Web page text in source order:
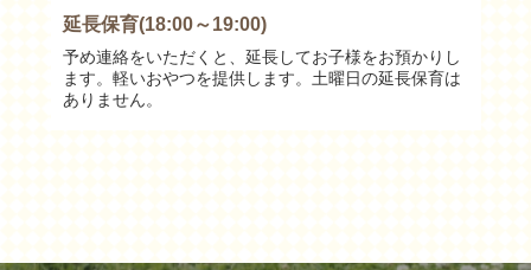
延長保育(18:00～19:00)
予め連絡をいただくと、延長してお子様をお預かりし
ます。軽いおやつを提供します。土曜日の延長保育は
ありません。